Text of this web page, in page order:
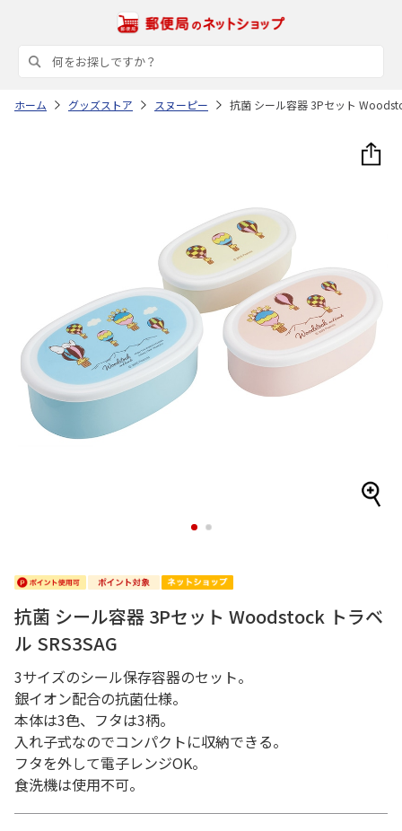
ホーム グッズストア スヌーピー 抗菌 シール容器 3Pセット
1 2
抗菌 シール容器 3Pセット Woodstock トラベ
ル SRS3SAG
3サイズのシール保存容器のセット。
銀イオン配合の抗菌仕様。
本体は3色、フタは3柄。
入れ子式なのでコンパクトに収納できる。
フタを外して電子レンジOK。
食洗機は使用不可。